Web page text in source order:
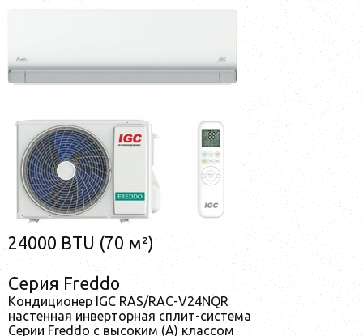
24000 BTU (70 м²)
Серия Freddo
Кондиционер IGC RAS/RAC-V24NQR
настенная инверторная сплит-система
Серии Freddo с высоким (A) классом